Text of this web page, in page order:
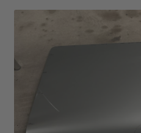
Datenschutzerklärung
Impressum